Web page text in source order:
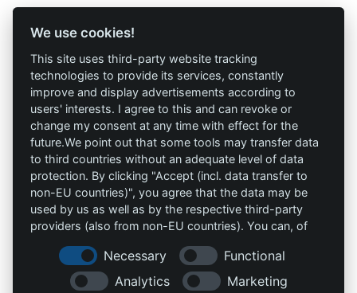
Profi-Marken
AAV Arbeitsschutz
GmbH
Allprotec® Just work
safe
Omniprotect –
Onlineshop
Marketing
AGB`s
Datenschutz
Impressum
Kontakt
info@die-schutzprofis.de
We use cookies!
This site uses third-party website tracking
technologies to provide its services, constantly
improve and display advertisements according to
users' interests. I agree to this and can revoke or
change my consent at any time with effect for the
future.We point out that some tools may transfer data
to third countries without an adequate level of data
protection. By clicking "Accept (incl. data transfer to
non-EU countries)", you agree that the data may be
used by us as well as by the respective third-party
providers (also from non-EU countries). You can, of
Necessary
Functional
Analytics
Marketing